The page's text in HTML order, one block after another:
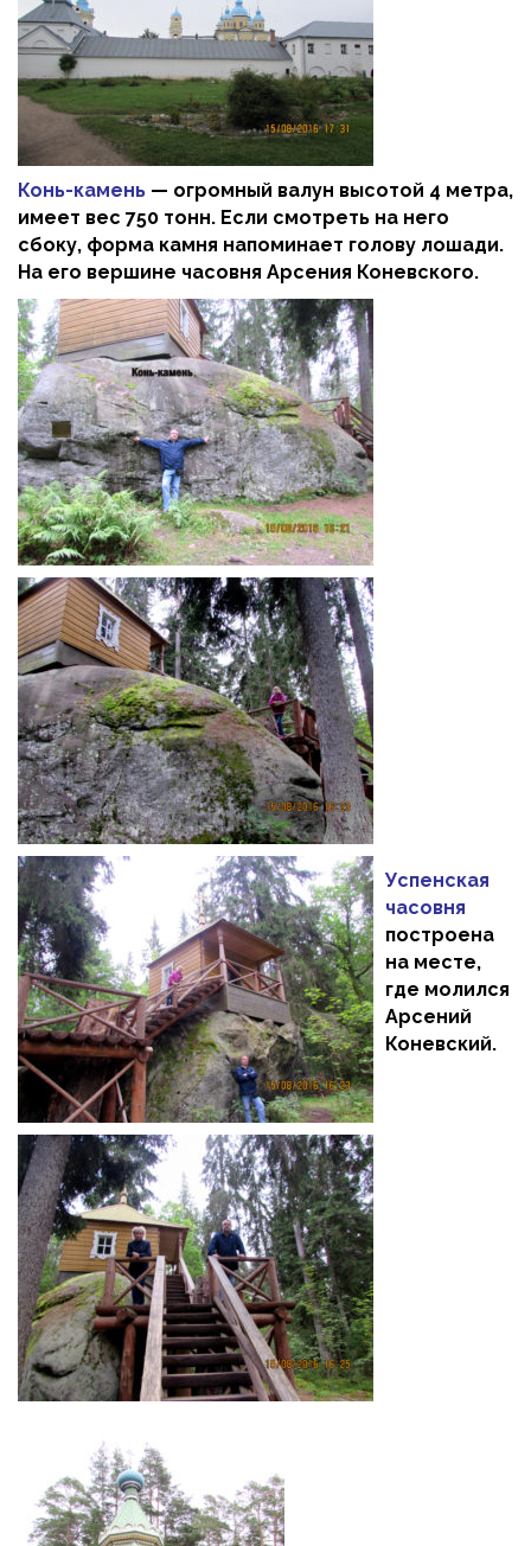
Конь-камень — огромный валун высотой 4 метра,
имеет вес 750 тонн. Если смотреть на него
сбоку, форма камня напоминает голову лошади.
На его вершине часовня Арсения Коневского.
Успенская
часовня
построена
на месте,
где молился
Арсений
Коневский.